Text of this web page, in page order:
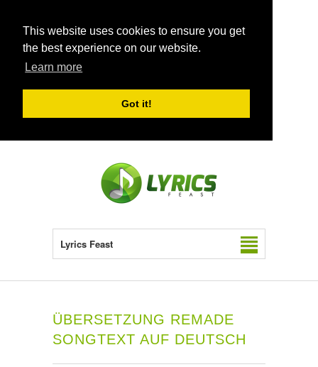
This website uses cookies to ensure you get
the best experience on our website.
Learn more
Got it!
Lyrics Feast
ÜBERSETZUNG REMADE
SONGTEXT AUF DEUTSCH